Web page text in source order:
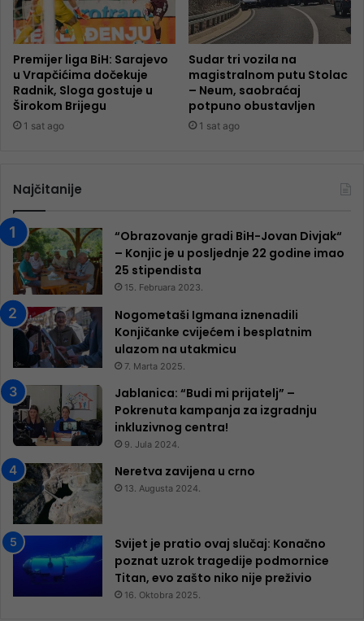
Premijer liga BiH: Sarajevo
u Vrapčićima dočekuje
Radnik, Sloga gostuje u
Širokom Brijegu
1 sat ago
Sudar tri vozila na
magistralnom putu Stolac
– Neum, saobraćaj
potpuno obustavljen
1 sat ago
Najčitanije
“Obrazovanje gradi BiH-Jovan Divjak“
– Konjic je u posljednje 22 godine imao
25 ​​stipendista
15. Februara 2023.
Nogometaši Igmana iznenadili
Konjičanke cvijećem i besplatnim
ulazom na utakmicu
7. Marta 2025.
Jablanica: “Budi mi prijatelj” –
Pokrenuta kampanja za izgradnju
inkluzivnog centra!
9. Jula 2024.
Neretva zavijena u crno
13. Augusta 2024.
Svijet je pratio ovaj slučaj: Konačno
poznat uzrok tragedije podmornice
Titan, evo zašto niko nije preživio
16. Oktobra 2025.